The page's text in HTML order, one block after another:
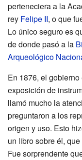
perteneciera a la
rey Felipe II, o que
Lo único seguro es
de donde pasó a la
Arqueológico
En 1876, el
exposición de
llamó mucho la
preguntaron a los
origen y uso. Esto
un libro sobre él,
Fue sorprendente